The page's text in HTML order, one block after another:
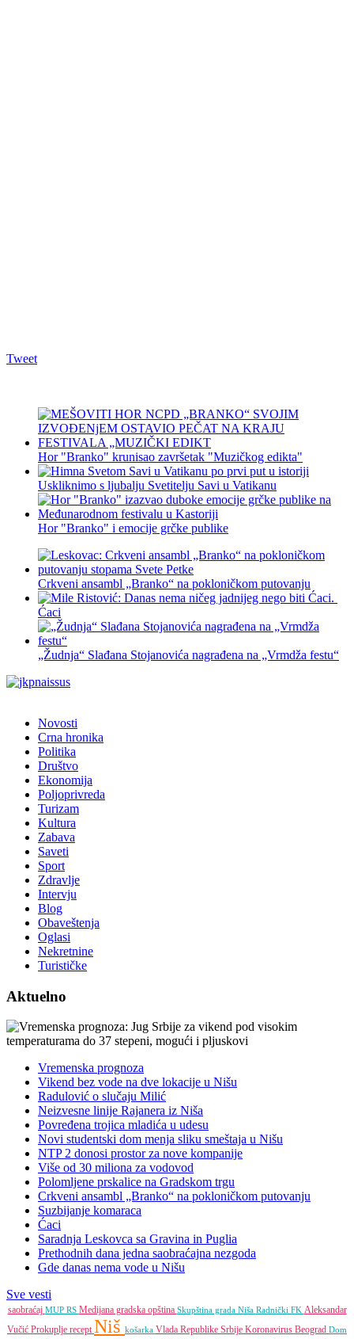
Tweet
Hor "Branko" krunisao završetak "Muzičkog edikta"
Uskliknimo s ljubalju Svetitelju Savi u Vatikanu
Hor "Branko" i emocije grčke publike
Crkveni ansambl „Branko“ na pokloničkom putovanju
Ćaci
„Žudnja“ Slađana Stojanovića nagrađena na „Vrmdža festu“
Novosti
Crna hronika
Politika
Društvo
Ekonomija
Poljoprivreda
Turizam
Kultura
Zabava
Saveti
Sport
Zdravlje
Intervju
Blog
Obaveštenja
Oglasi
Nekretnine
Turističke
Aktuelno
Vremenska prognoza
Vikend bez vode na dve lokacije u Nišu
Radulović o slučaju Milić
Neizvesne linije Rajanera iz Niša
Povređena trojica mladića u udesu
Novi studentski dom menja sliku smeštaja u Nišu
NTP 2 donosi prostor za nove kompanije
Više od 30 miliona za vodovod
Polomljene prskalice na Gradskom trgu
Crkveni ansambl „Branko“ na pokloničkom putovanju
Suzbijanje komaraca
Ćaci
Saradnja Leskovca sa Gravina in Puglia
Prethodnih dana jedna saobraćajna nezgoda
Gde danas nema vode u Nišu
Sve vesti
saobraćaj MUP RS Medijana gradska opština Skupština grada Niša Radnički FK Aleksandar
Vučić Prokuplje receptNiš košarka Vlada Republike Srbije Koronavirus Beograd Dom